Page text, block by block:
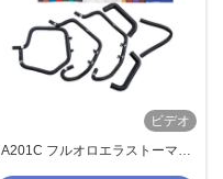
ビデオ
A201C フルオロエラストーマー